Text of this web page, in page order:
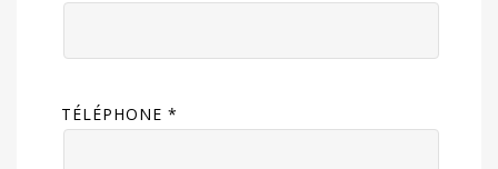
TÉLÉPHONE *